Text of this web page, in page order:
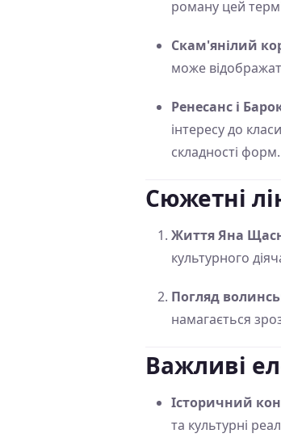
роману цей
Скам'янілий
може
Ренесанс і
інтересу до
складності форм.
Сюжетні
Життя Яна
культурного
Погляд
намагається
Важливі
Історичний
та культурні